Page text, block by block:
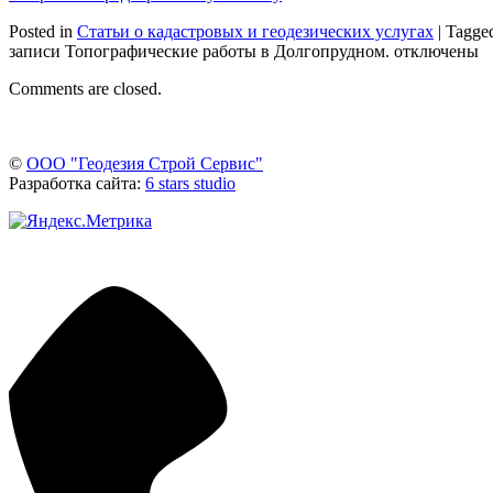
Posted in Статьи о кадастровых и геодезических услугах |
записи Топографические работы в Долгопрудном. отключены
Comments are closed.
© ООО "Геодезия Строй Сервис"
Разработка сайта: 6 stars studio